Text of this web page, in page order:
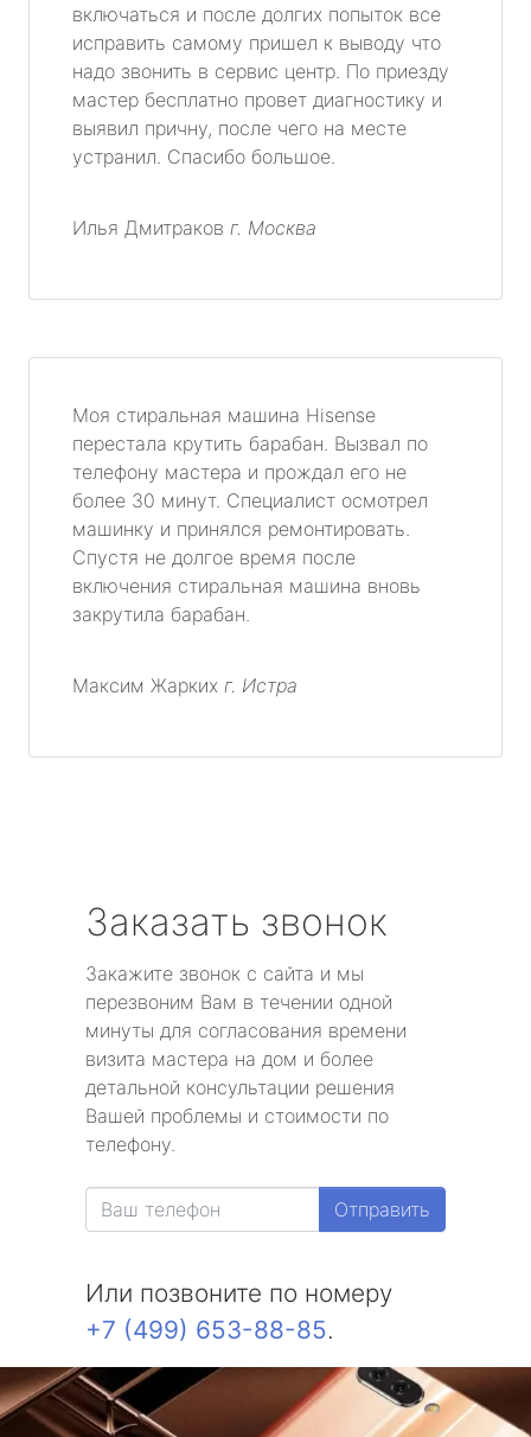
включаться и после долгих попыток все
исправить самому пришел к выводу что
надо звонить в сервис центр. По приезду
мастер бесплатно провет диагностику и
выявил причну, после чего на месте
устранил. Спасибо большое.
Илья Дмитраков г. Москва
Моя стиральная машина Hisense
перестала крутить барабан. Вызвал по
телефону мастера и прождал его не
более 30 минут. Специалист осмотрел
машинку и принялся ремонтировать.
Спустя не долгое время после
включения стиральная машина вновь
закрутила барабан.
Максим Жарких г. Истра
Заказать звонок
Закажите звонок с сайта и мы
перезвоним Вам в течении одной
минуты для согласования времени
визита мастера на дом и более
детальной консультации решения
Вашей проблемы и стоимости по
телефону.
Отправить
Или позвоните по номеру
+7 (499) 653-88-85.